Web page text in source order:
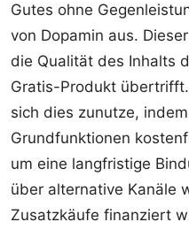
Gutes ohne
von Dopamin aus.
die Qualität des Inhalts
Gratis-Produkt
sich dies zunutze,
Grundfunktionen
um eine langfristige
über alternative Kanäle
Zusatzkäufe finanziert